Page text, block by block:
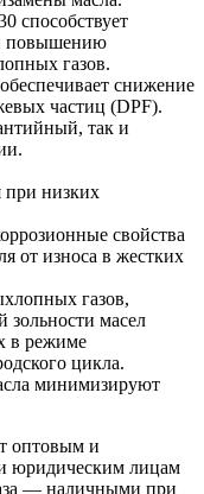
‎повышению
газов.
снижение
частиц (DPF).
так и
при низких
свойства
от износа в жестких
газов,
зольности масел
в режиме
‎цикла.‎
минимизируют
оптовым и
юридическим лицам
— наличными при